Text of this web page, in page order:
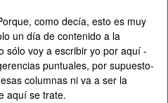
como decía, esto es muy
un día de contenido a la
sólo voy a escribir yo por aquí -
puntuales, por supuesto-
columnas ni va a ser la
aquí se trate.